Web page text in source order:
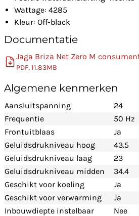
Wattage: 4285
Kleur: Off-black
Documentatie
Jaga Briza Net Zero M
PDF, 11.83MB
Algemene kenmerken
Aansluitspanning
24
Frequentie
50 Hz
Frontuitblaas
Ja
Geluidsdrukniveau hoog
43.5
Geluidsdrukniveau laag
23
Geluidsdrukniveau midden
34.4
Geschikt voor koeling
Ja
Geschikt voor verwarming
Ja
Inbouwdiepte instelbaar
Nee